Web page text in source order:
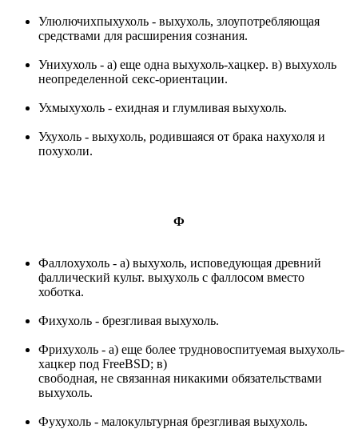
Улюлючихпыхухоль - выхухоль, злоупотребляющая
средствами для расширения сознания.
Унихухоль - а) еще одна выхухоль-хацкер. в) выхухоль
неопределенной секс-ориентации.
Ухмыхухоль - ехидная и глумливая выхухоль.
Ухухоль - выхухоль, родившаяся от брака нахухоля и
похухоли.
Ф
Фаллохухоль - а) выхухоль, исповедующая древний
фаллический культ. выхухоль с фаллосом вместо
хоботка.
Фихухоль - брезгливая выхухоль.
Фрихухоль - а) еще более трудновоспитуемая выхухоль-
хацкер под FreeBSD; в)
свободная, не связанная никакими обязательствами
выхухоль.
Фухухоль - малокультурная брезгливая выхухоль.